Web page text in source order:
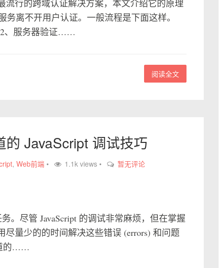
流行的跨域认证解决方案，本文介绍它的原理
离不开用户认证。一般流程是下面这样。
2、服务器验证……
阅读全文
的 JavaScript 调试技巧
, Web前端 • 1.1k views • 暂无评论
。尽管 JavaScript 的调试非常麻烦，但在掌握
量少的的时间解决这些错误 (errors) 和问题
的……